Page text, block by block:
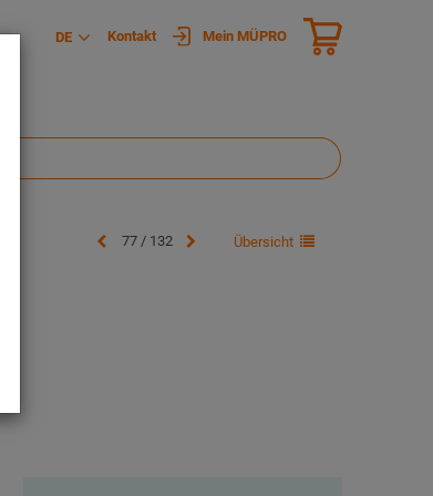
DE Kontakt Mein MÜPRO
77 / 132 Übersicht